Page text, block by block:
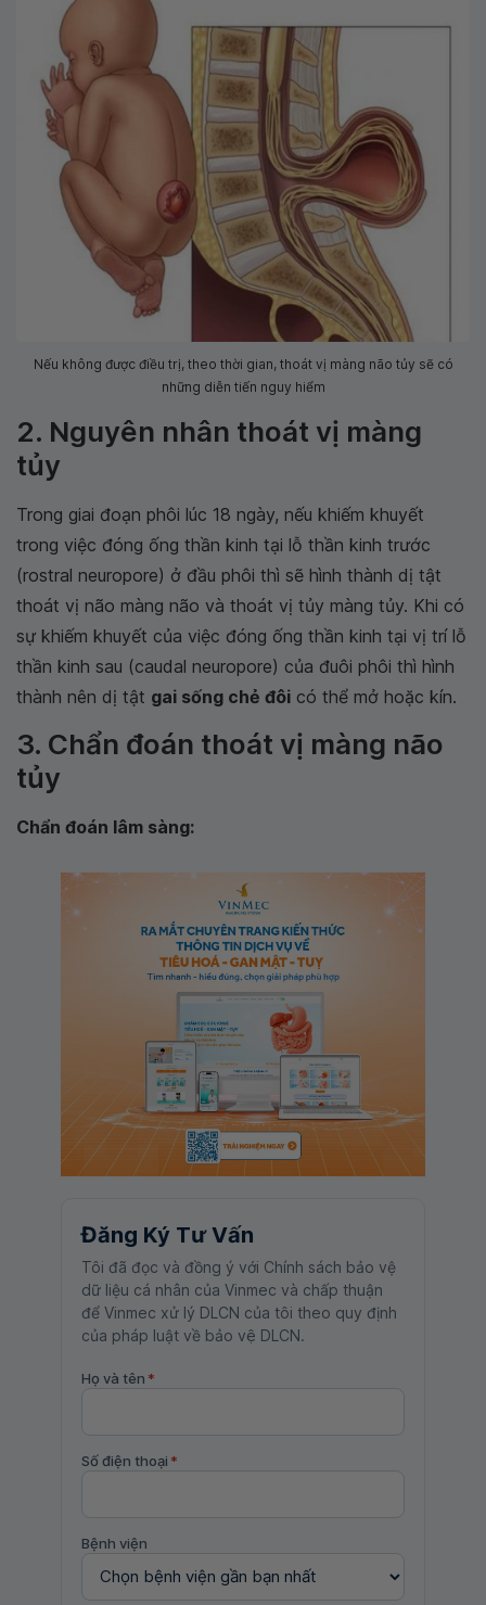
Nếu không được điều trị, theo thời gian, thoát vị màng não tủy sẽ có
những diễn tiến nguy hiểm
2. Nguyên nhân thoát vị màng
tủy
Trong giai đoạn phôi lúc 18 ngày, nếu khiếm khuyết
trong việc đóng ống thần kinh tại lỗ thần kinh trước
(rostral neuropore) ở đầu phôi thì sẽ hình thành dị tật
thoát vị não màng não và thoát vị tủy màng tủy. Khi có
sự khiếm khuyết của việc đóng ống thần kinh tại vị trí lỗ
thần kinh sau (caudal neuropore) của đuôi phôi thì hình
thành nên dị tật gai sống chẻ đôi có thể mở hoặc kín.
3. Chẩn đoán thoát vị màng não
tủy
Chẩn đoán lâm sàng:
Đăng Ký Tư Vấn
Tôi đã đọc và đồng ý với Chính sách bảo vệ
dữ liệu cá nhân của Vinmec và chấp thuận
để Vinmec xử lý DLCN của tôi theo quy định
của pháp luật về bảo vệ DLCN.
Họ và tên *
Số điện thoại *
Bệnh viện